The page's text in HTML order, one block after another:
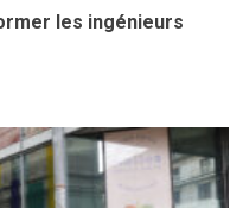
les ingénieurs